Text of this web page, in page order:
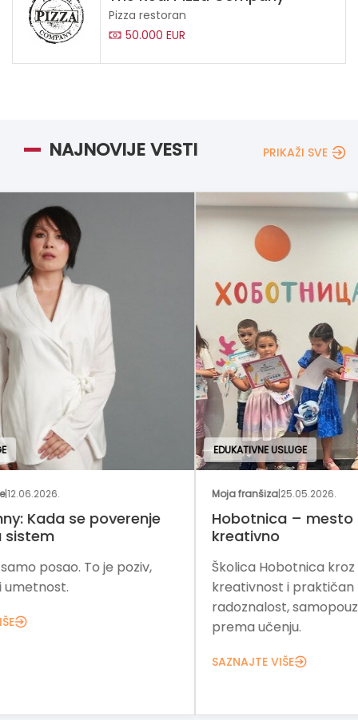
Pizza restoran
50.000 EUR
NAJNOVIJE VESTI PRIKAŽI SVE
EDUKATIVNE USLUGE
Moja franšiza
Hobotnica – mesto gde deca uče
Školica Hobotnica kroz igru,
kreativnost i praktičan rad razvija
radoznalost, samopouzdanje i ljubav